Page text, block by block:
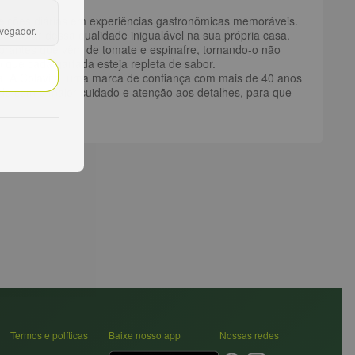
diárias em experiências gastronômicas memoráveis.
dessa qualidade inigualável na sua própria casa.
que vêm de tomate e espinafre, tornando-o não
cada garfada esteja repleta de sabor.
Colavita, uma marca de confiança com mais de 40 anos
com o maior cuidado e atenção aos detalhes, para que
Termos e políticas
Baixe nosso app Nossas redes